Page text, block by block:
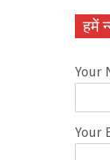
हमें
Your
Your